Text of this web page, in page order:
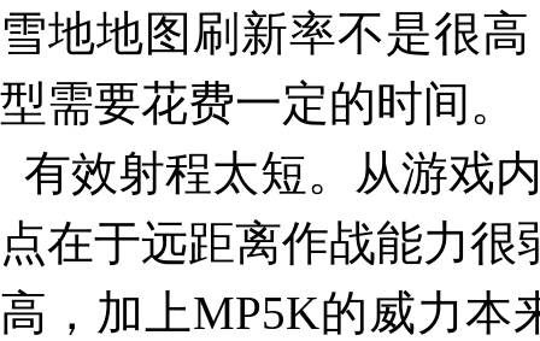
雪地地图刷新率不是很
型需要花费一定的时间。
有效射程太短。从游戏
点在于远距离作战能力
高，加上MP5K的威力本